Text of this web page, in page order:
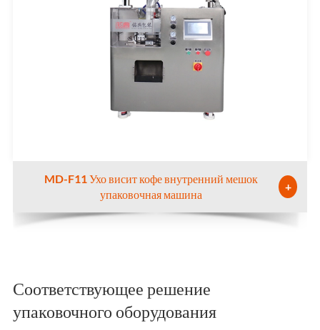
MD-F11 Ухо висит кофе внутренний мешок
упаковочная машина
+
Соответствующее решение
упаковочного оборудования